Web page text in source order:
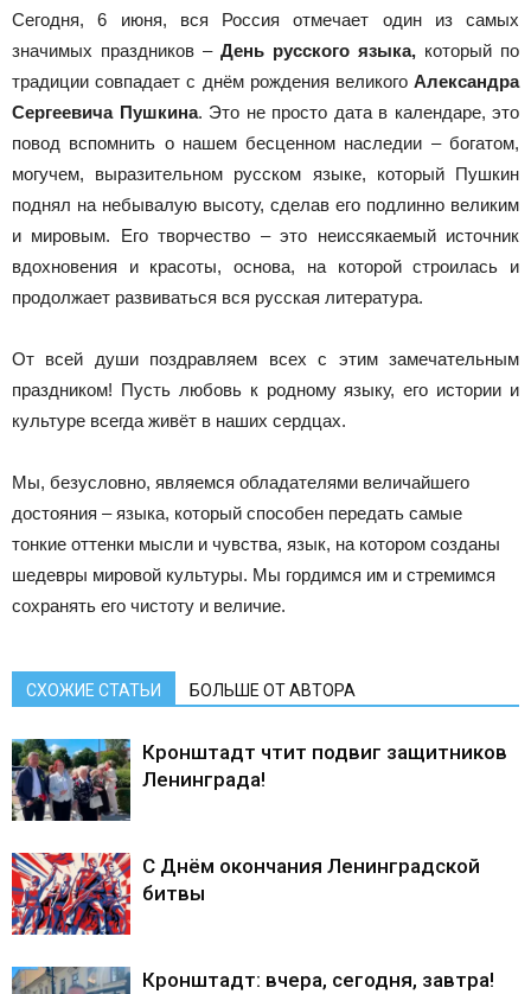
Сегодня, 6 июня, вся Россия отмечает один из самых
значимых праздников – День русского языка, который по
традиции совпадает с днём рождения великого Александра
Сергеевича Пушкина. Это не просто дата в календаре, это
повод вспомнить о нашем бесценном наследии – богатом,
могучем, выразительном русском языке, который Пушкин
поднял на небывалую высоту, сделав его подлинно великим
и мировым. Его творчество – это неиссякаемый источник
вдохновения и красоты, основа, на которой строилась и
продолжает развиваться вся русская литература.
От всей души поздравляем всех с этим замечательным
праздником! Пусть любовь к родному языку, его истории и
культуре всегда живёт в наших сердцах.
Мы, безусловно, являемся обладателями величайшего
достояния – языка, который способен передать самые
тонкие оттенки мысли и чувства, язык, на котором созданы
шедевры мировой культуры. Мы гордимся им и стремимся
сохранять его чистоту и величие.
СХОЖИЕ СТАТЬИ БОЛЬШЕ ОТ АВТОРА
Кронштадт чтит подвиг защитников
Ленинграда!
С Днём окончания Ленинградской
битвы
Кронштадт: вчера, сегодня, завтра!